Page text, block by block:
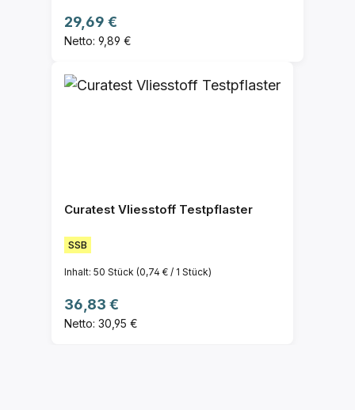
Regulärer Preis:
29,69 €
Netto: 9,89 €
Curatest Vliesstoff Testpflaster
SSB
Inhalt: 50 Stück (0,74 € / 1 Stück)
Regulärer Preis:
36,83 €
Netto: 30,95 €